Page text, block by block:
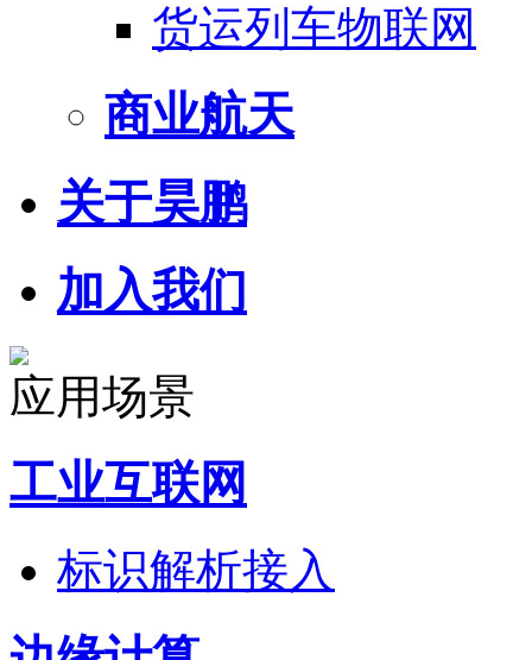
货运列车物联网
商业航天
关于昊鹏
加入我们
应用场景
工业互联网
标识解析接入